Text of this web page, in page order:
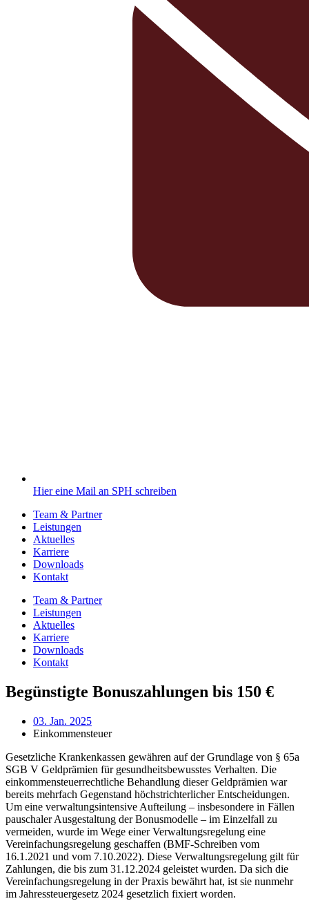
Hier eine Mail an SPH schreiben
Team & Partner
Leistungen
Aktuelles
Karriere
Downloads
Kontakt
Team & Partner
Leistungen
Aktuelles
Karriere
Downloads
Kontakt
Begünstigte Bonuszahlungen bis 150 €
03. Jan. 2025
Einkommensteuer
Gesetzliche Krankenkassen gewähren auf der Grundlage von § 65a
SGB V Geldprämien für gesundheitsbewusstes Verhalten. Die
einkommensteuerrechtliche Behandlung dieser Geldprämien war
bereits mehrfach Gegenstand höchstrichterlicher Entscheidungen.
Um eine verwaltungsintensive Aufteilung – insbesondere in Fällen
pauschaler Ausgestaltung der Bonusmodelle – im Einzelfall zu
vermeiden, wurde im Wege einer Verwaltungsregelung eine
Vereinfachungsregelung geschaffen (BMF-Schreiben vom
16.1.2021 und vom 7.10.2022). Diese Verwaltungsregelung gilt für
Zahlungen, die bis zum 31.12.2024 geleistet wurden. Da sich die
Vereinfachungsregelung in der Praxis bewährt hat, ist sie nunmehr
im Jahressteuergesetz 2024 gesetzlich fixiert worden.